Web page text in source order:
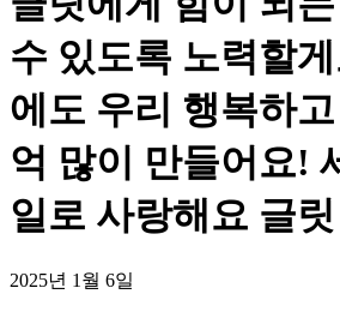
수 있도록 노력할게
에도 우리 행복하
억 많이 만들어요!
일로 사랑해요 글
2025년 1월 6일